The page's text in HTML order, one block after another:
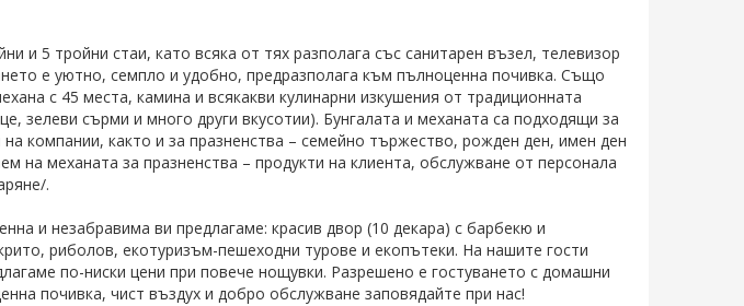
и 5 тройни стаи, като всяка от тях разполага със санитарен възел, телевизор
е уютно, семпло и удобно, предразполага към пълноценна почивка. Също
с 45 места, камина и всякакви кулинарни изкушения от традиционната
зелеви сърми и много други вкусотии). Бунгалата и механата са подходящи за
на компании, както и за празненства – семейно тържество, рожден ден, имен ден
на механата за празненства – продукти на клиента, обслужване от персонала
.
и незабравима ви предлагаме: красив двор (10 декара) с барбекю и
риболов, екотуризъм-пешеходни турове и екопътеки. На нашите гости
по-ниски цени при повече нощувки. Разрешено е гостуването с домашни
почивка, чист въздух и добро обслужване заповядайте при нас!